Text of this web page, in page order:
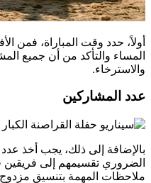
أولاً، حدد وقت المباراة، فمن
المساء والتأكد من أن جميع
والاسترخاء.
عدد المشاركين
بالإضافة إلى ذلك، يجب أخذ عدد
الضروري تقسيمهم إلى فريقين
ملاحظات المهمة بتنسيق مزدوج